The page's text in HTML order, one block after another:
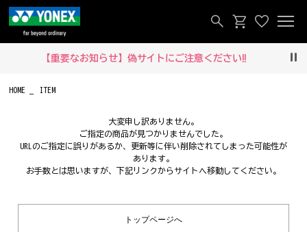
【重要なお知らせ】偽サイトにご注意ください‼
HOME ITEM
大変申し訳ありません。
ご指定の商品が見つかりませんでした。
URLのご指定に誤りがあるか、更新等に伴い削除されてしまった可能性が
あります。
お手数とは思いますが、下記リンクからサイトへ移動してください。
トップページへ